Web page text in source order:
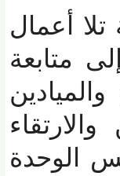
أعمال
متابعة
الوحدة